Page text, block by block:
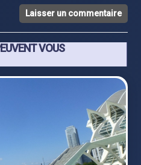
Laisser un commentaire
VOUS